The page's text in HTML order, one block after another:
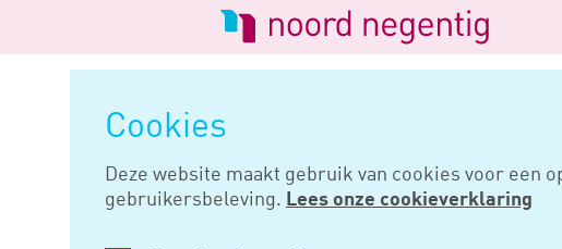
Cookies
Deze website maakt gebruik van cookies voor een
gebruikersbeleving. Lees onze cookieverklaring
Logo
van
Noord
Negentig
DEC 03, 2015